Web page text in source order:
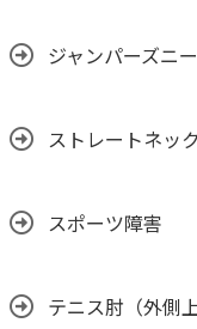
ジャンパーズニ
ストレートネック
スポーツ障害
テニス肘（外側